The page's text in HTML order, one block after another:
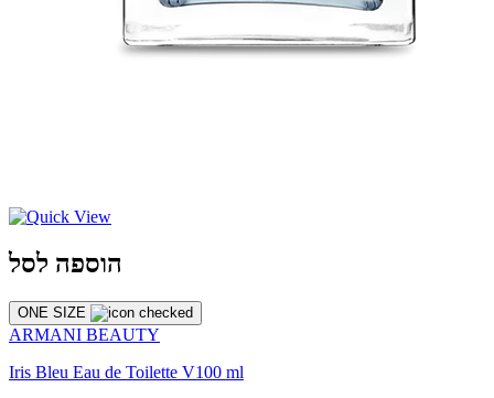
הוספה לסל
ONE SIZE
ARMANI BEAUTY
Iris Bleu Eau de Toilette V100 ml